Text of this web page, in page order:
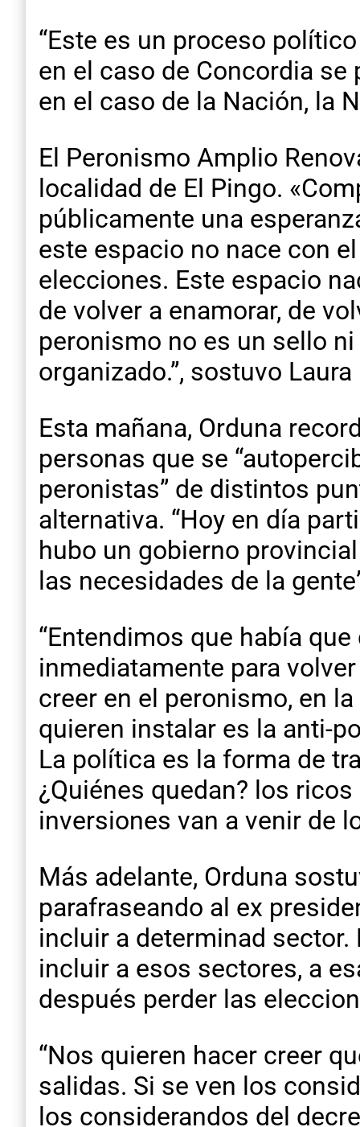
“Este es un proceso
en el caso de Concordia
en el caso de la Nación, la
El Peronismo Amplio
localidad de El Pingo.
públicamente una
este espacio no nace con
elecciones. Este espacio
de volver a enamorar, de
peronismo no es un sello
organizado.”, sostuvo
Esta mañana, Orduna
personas que se
peronistas” de distintos
alternativa. “Hoy en día
hubo un gobierno
las necesidades de la
“Entendimos que había
inmediatamente para
creer en el peronismo, en
quieren instalar es la anti-
La política es la forma de
¿Quiénes quedan? los
inversiones van a venir de
Más adelante, Orduna
parafraseando al ex
incluir a determinad sector.
incluir a esos sectores, a
después perder las
“Nos quieren hacer creer
salidas. Si se ven los
los considerandos del